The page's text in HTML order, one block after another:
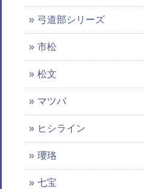
弓道部シリーズ
市松
松文
マツバ
ヒシライン
瓔珞
七宝